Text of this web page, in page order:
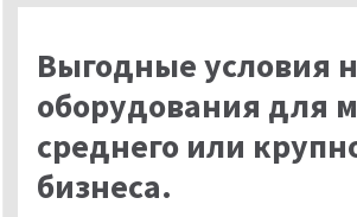
Выгодные условия
оборудования для
среднего или
бизнеса.